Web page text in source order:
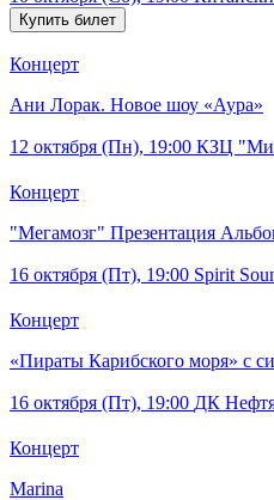
Концерт
Ани Лорак. Новое шоу «Аура»
12 октября (Пн), 19:00 КЗЦ
Концерт
"Мегамозг" Презентация
16 октября (Пт), 19:00 Spirit
Концерт
«Пираты Карибского моря» с
16 октября (Пт), 19:00 ДК
Концерт
Marina